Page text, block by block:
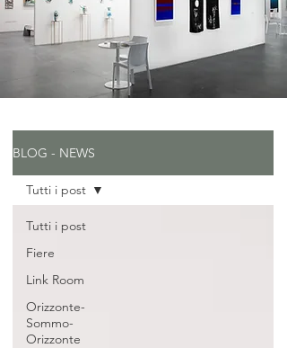
BLOG - NEWS
Tutti i post
Fiere
Link Room
Orizzonte-
Sommo-
Orizzonte
Tutti i post